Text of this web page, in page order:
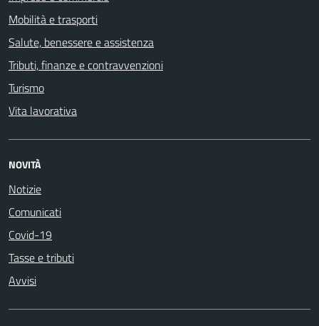
Mobilità e trasporti
Salute, benessere e assistenza
Tributi, finanze e contravvenzioni
Turismo
Vita lavorativa
NOVITÀ
Notizie
Comunicati
Covid-19
Tasse e tributi
Avvisi